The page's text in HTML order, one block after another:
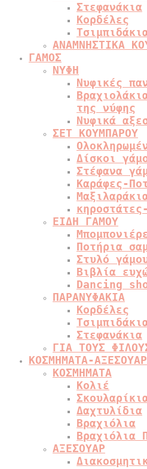
Στεφανάκια
Κορδέλες
ΑΝΑΜΝΗΣΤΙΚΑ
ΓΑΜΟΣ
ΝΥΦΗ
Νυφικές
της νύφης
Νυφικά
ΣΕΤ ΚΟΥΜΠΑΡΟΥ
Δίσκοι
Στέφανα
Καράφες-
ΕΙΔΗ ΓΑΜΟΥ
Ποτήρια
Στυλό
Βιβλία
Dancing
ΠΑΡΑΝΥΦΑΚΙΑ
Κορδέλες
Στεφανάκια
ΓΙΑ ΤΟΥΣ
ΚΟΣΜΗΜΑΤΑ-ΑΞΕΣΟΥΑΡ
ΚΟΣΜΗΜΑΤΑ
Κολιέ
Δαχτυλίδια
Βραχιόλια
Βραχιόλια
ΑΞΕΣΟΥΑΡ